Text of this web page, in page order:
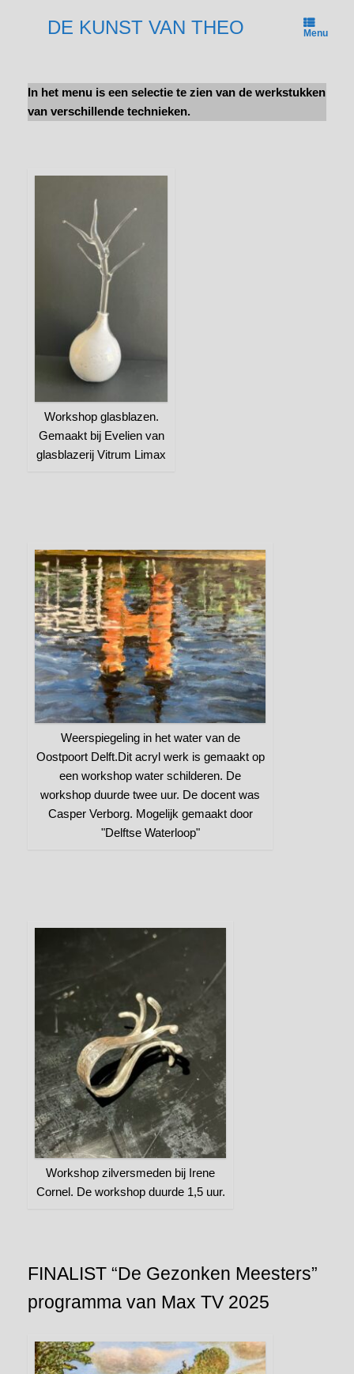
DE KUNST VAN THEO Menu
In het menu is een selectie te zien van de werkstukken
van verschillende technieken.
Workshop glasblazen.
Gemaakt bij Evelien van
glasblazerij Vitrum Limax
Weerspiegeling in het water van de
Oostpoort Delft.Dit acryl werk is gemaakt op
een workshop water schilderen. De
workshop duurde twee uur. De docent was
Casper Verborg. Mogelijk gemaakt door
"Delftse Waterloop"
Workshop zilversmeden bij Irene
Cornel. De workshop duurde 1,5 uur.
FINALIST “De Gezonken Meesters”
programma van Max TV 2025